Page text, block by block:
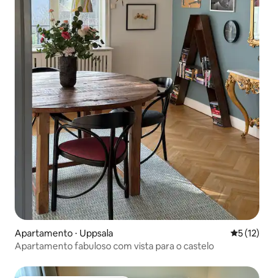
Apartamento ⋅ Uppsala 5 de uma
5 (12)
Apartamento fabuloso com vista para o castelo